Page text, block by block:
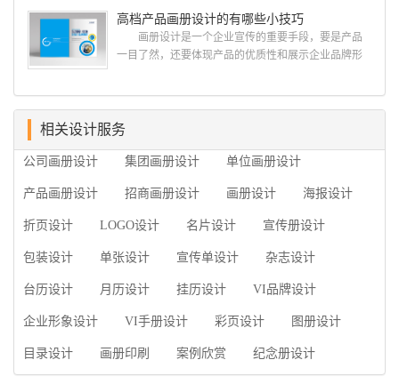
广的专业...
司，怎么制作高级企业画册?高级画册设计公司 如
何选择高级画册设计公司 首先是员工的能力是否
过硬。这包括调研人员观察捕捉信息、与企业顺利沟
通进而获取重要信息的能力;摄影人员拍摄出真实有效
练掌握制作软件，深谙画册设...
高档产品画册设计的有哪些小技巧
画册设计是一个企业宣传的重要手段，要是产品
一目了然，还要体现产品的优质性和展示企业品牌形
产品画册设计要注重企业文化，引起客户关注 现
在企业都在使用产品画册来进行市场宣传，高档产品
个成功的高档产品画册设计，能够将一个公司的企业
相关设计服务
公司画册设计 集团画册设计 单位画册设计
产品画册设计 招商画册设计 画册设计 海报设计
折页设计 LOGO设计 名片设计 宣传册设计
包装设计 单张设计 宣传单设计 杂志设计
台历设计 月历设计 挂历设计 VI品牌设计
企业形象设计 VI手册设计 彩页设计 图册设计
目录设计 画册印刷 案例欣赏 纪念册设计